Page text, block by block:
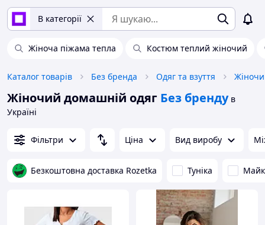
В категорії
Жіноча піжама тепла Костюм теплий жіночий
Каталог товарів Без бренда Одяг та взуття
Жіночий домашній одяг Без бренду в
Україні
Фільтри Ціна Вид виробу
Безкоштовна доставка Rozetka Туніка